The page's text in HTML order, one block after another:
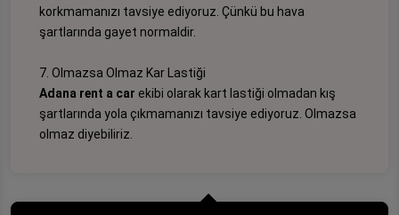
korkmamanızı tavsiye ediyoruz. Çünkü bu hava
şartlarında gayet normaldir.
7. Olmazsa Olmaz Kar Lastiği
Adana rent a car ekibi olarak kart lastiği olmadan kış
şartlarında yola çıkmamanızı tavsiye ediyoruz. Olmazsa
olmaz diyebiliriz.